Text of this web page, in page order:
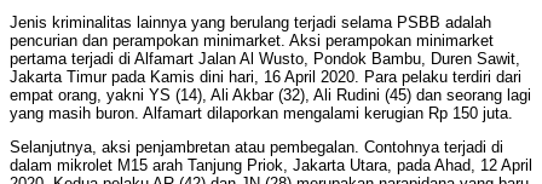
Jenis kriminalitas lainnya yang berulang terjadi selama PSBB adalah
pencurian dan perampokan minimarket. Aksi perampokan minimarket
pertama terjadi di Alfamart Jalan Al Wusto, Pondok Bambu, Duren Sawit,
Jakarta Timur pada Kamis dini hari, 16 April 2020. Para pelaku terdiri dari
empat orang, yakni YS (14), Ali Akbar (32), Ali Rudini (45) dan seorang lagi
yang masih buron. Alfamart dilaporkan mengalami kerugian Rp 150 juta.
Selanjutnya, aksi penjambretan atau pembegalan. Contohnya terjadi di
dalam mikrolet M15 arah Tanjung Priok, Jakarta Utara, pada Ahad, 12 April